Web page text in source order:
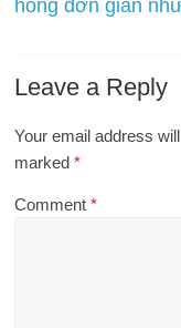
hồng đơn giản
Leave a Reply
Your email address
marked*
Comment*